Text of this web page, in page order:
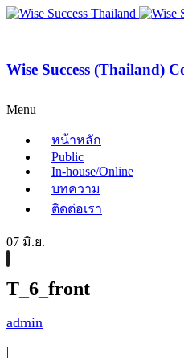
Wise Success (Thailand)
Menu
หน้าหลัก
Public
In-house/Online
บทความ
ติดต่อเรา
07 มิ.ย.
T_6_front
admin
|